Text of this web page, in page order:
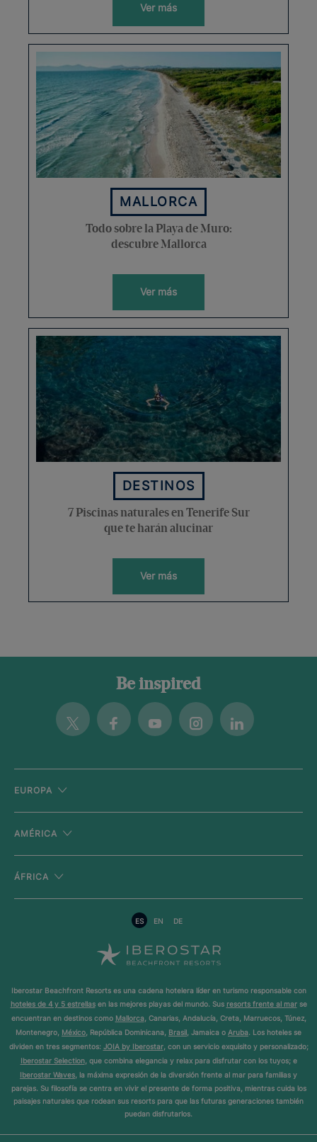
Ver más
MALLORCA
Todo sobre la Playa de Muro:
descubre Mallorca
Ver más
DESTINOS
7 Piscinas naturales en Tenerife Sur
que te harán alucinar
Ver más
Be inspired
Twitter FacebookYoutubeInstagramLinkedin
EUROPA
AMÉRICA
ÁFRICA
ES EN DE
Iberostar Beachfront Resorts es una cadena hotelera líder en turismo responsable con
hoteles de 4 y 5 estrellasen las mejores playas del mundo. Sus resorts frente al marse
encuentran en destinos como Mallorca, Canarias, Andalucía, Creta, Marruecos, Túnez,
Montenegro, México, República Dominicana, Brasil, Jamaica o Aruba. Los hoteles se
dividen en tres segmentos: JOIA by Iberostar, con un servicio exquisito y personalizado;
Iberostar Selection, que combina elegancia y relax para disfrutar con los tuyos; e
Iberostar Waves, la máxima expresión de la diversión frente al mar para familias y
parejas. Su filosofía se centra en vivir el presente de forma positiva, mientras cuida los
paisajes naturales que rodean sus resorts para que las futuras generaciones también
puedan disfrutarlos.